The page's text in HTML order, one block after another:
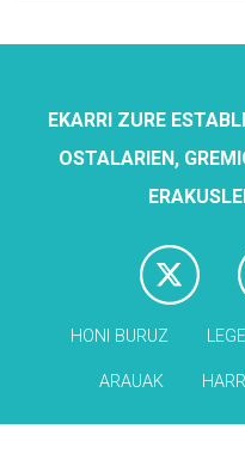
EKARRI ZURE
OSTALARIEN,
HONI BURUZ
ARAUAK